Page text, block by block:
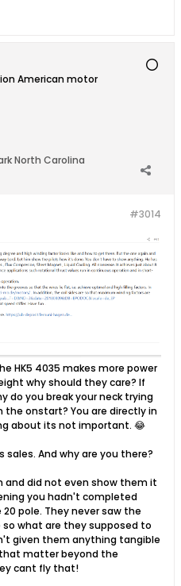
American motor
North Carolina
#3014
HK5 4035 makes more power
why should they care? If
do you break your neck trying
onstart? You are directly in
about its not important. 😂
And why are you there?
and did not even show them it
you hadn't completed
pole. They never saw the
what are they supposed to
given them anything tangible
matter beyond the
cant fly that!